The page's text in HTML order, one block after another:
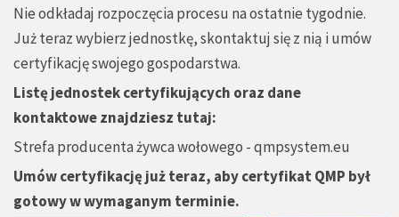
Nie odkładaj rozpoczęcia procesu na ostatnie tygodnie.
Już teraz wybierz jednostkę, skontaktuj się z nią i umów
certyfikację swojego gospodarstwa.
Listę jednostek certyfikujących oraz dane
kontaktowe znajdziesz tutaj:
Strefa producenta żywca wołowego - qmpsystem.eu
Umów certyfikację już teraz, aby certyfikat QMP był
gotowy w wymaganym terminie.